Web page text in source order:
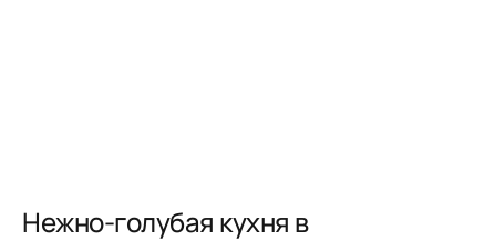
Нежно-голубая кухня в